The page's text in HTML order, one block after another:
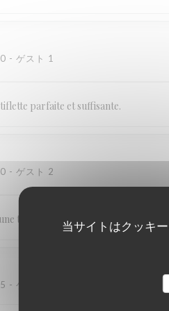
当サイトはクッキ
- ゲスト 1
parfaite et suffisante.
- ゲスト 2
très bonne fondue le seul bémol
- ゲスト 5